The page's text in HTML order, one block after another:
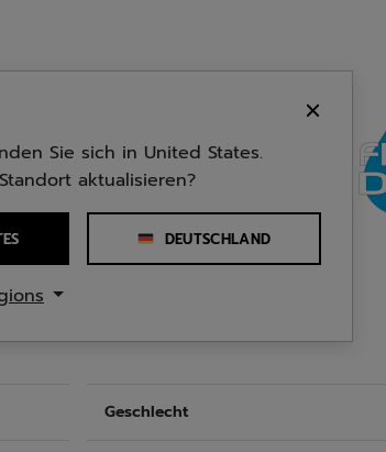
Geschlecht
Sie sich in United States.
aktualisieren?
DEUTSCHLAND